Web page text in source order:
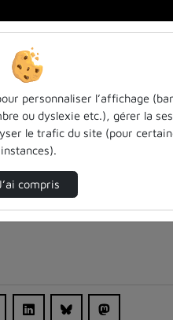
personnaliser l’affichage
ou dyslexie etc.), gérer la
le trafic du site (pour
instances).
compris